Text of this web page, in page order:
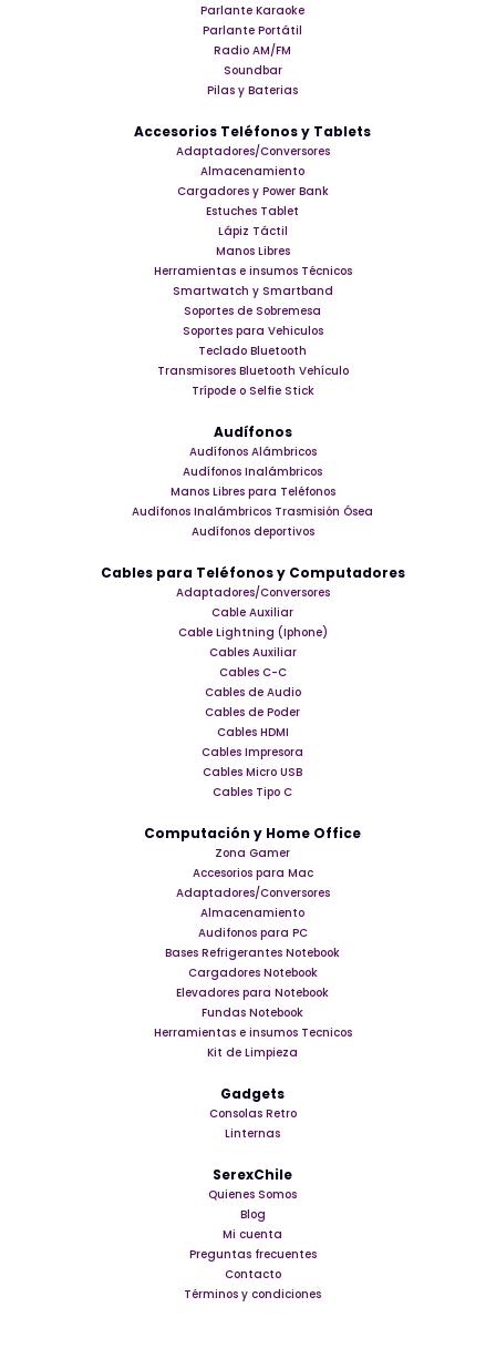
Parlante Karaoke
Parlante Portátil
Radio AM/FM
Soundbar
Pilas y Baterias
Accesorios Teléfonos y Tablets
Adaptadores/Conversores
Almacenamiento
Cargadores y Power Bank
Estuches Tablet
Lápiz Táctil
Manos Libres
Herramientas e insumos Técnicos
Smartwatch y Smartband
Soportes de Sobremesa
Soportes para Vehiculos
Teclado Bluetooth
Transmisores Bluetooth Vehículo
Trípode o Selfie Stick
Audífonos
Audífonos Alámbricos
Audífonos Inalámbricos
Manos Libres para Teléfonos
Audífonos Inalámbricos Trasmisión Ósea
Audífonos deportivos
Cables para Teléfonos y Computadores
Adaptadores/Conversores
Cable Auxiliar
Cable Lightning (Iphone)
Cables Auxiliar
Cables C-C
Cables de Audio
Cables de Poder
Cables HDMI
Cables Impresora
Cables Micro USB
Cables Tipo C
Computación y Home Office
Zona Gamer
Accesorios para Mac
Adaptadores/Conversores
Almacenamiento
Audifonos para PC
Bases Refrigerantes Notebook
Cargadores Notebook
Elevadores para Notebook
Fundas Notebook
Herramientas e insumos Tecnicos
Kit de Limpieza
Gadgets
Consolas Retro
Linternas
SerexChile
Quienes Somos
Blog
Mi cuenta
Preguntas frecuentes
Contacto
Términos y condiciones